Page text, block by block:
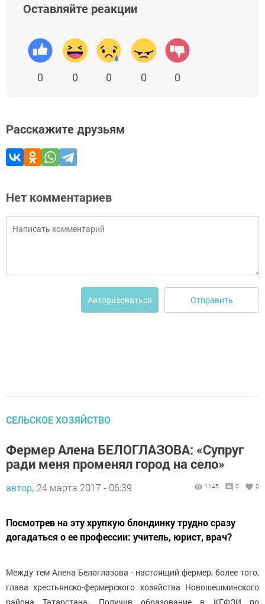
Оставляйте реакции
0 0 0 0 0
Расскажите друзьям
Нет комментариев
Авторизоваться Отправить
СЕЛЬСКОЕ ХОЗЯЙСТВО
Фермер Алена БЕЛОГЛАЗОВА: «Супруг
ради меня променял город на село»
автор, 24 марта 2017 - 06:39 1145 0 0
Посмотрев на эту хрупкую блондинку трудно сразу
догадаться о ее профессии: учитель, юрист, врач?
Между тем Алена Белоглазова - настоящий фермер, более того,
глава крестьянско-фермерского хозяйства Новошешминского